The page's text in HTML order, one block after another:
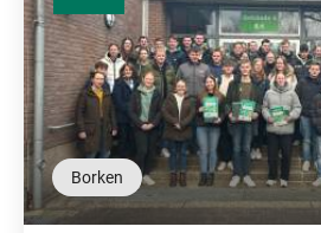
Borken